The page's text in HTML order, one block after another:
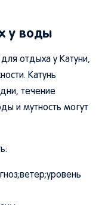
у воды
отдыха у Катуни,
Катунь
течение
и мутность могут